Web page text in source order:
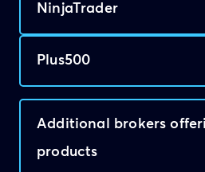
NinjaTrader
Plus500
Additional brokers
products